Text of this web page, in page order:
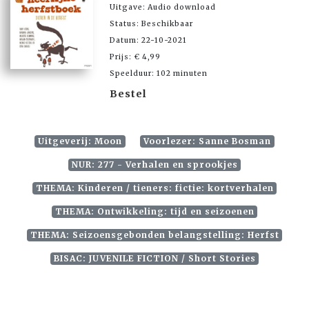
Uitgave: Audio download
Status: Beschikbaar
Datum: 22-10-2021
Prijs: € 4,99
Speelduur: 102 minuten
Bestel
Uitgeverij: Moon Voorlezer: Sanne Bosman
NUR: 277 - Verhalen en sprookjes
THEMA: Kinderen / tieners: fictie: kortverhalen
THEMA: Ontwikkeling: tijd en seizoenen
THEMA: Seizoensgebonden belangstelling: Herfst
BISAC: JUVENILE FICTION / Short Stories